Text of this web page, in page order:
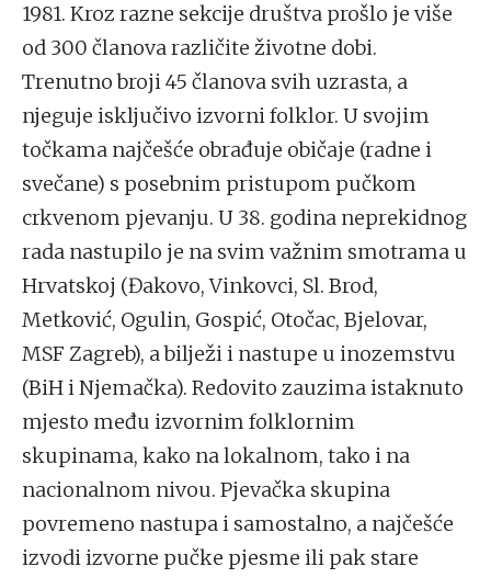
1981. Kroz razne sekcije društva prošlo je više
od 300 članova različite životne dobi.
Trenutno broji 45 članova svih uzrasta, a
njeguje isključivo izvorni folklor. U svojim
točkama najčešće obrađuje običaje (radne i
svečane) s posebnim pristupom pučkom
crkvenom pjevanju. U 38. godina neprekidnog
rada nastupilo je na svim važnim smotrama u
Hrvatskoj (Đakovo, Vinkovci, Sl. Brod,
Metković, Ogulin, Gospić, Otočac, Bjelovar,
MSF Zagreb), a bilježi i nastupe u inozemstvu
(BiH i Njemačka). Redovito zauzima istaknuto
mjesto među izvornim folklornim
skupinama, kako na lokalnom, tako i na
nacionalnom nivou. Pjevačka skupina
povremeno nastupa i samostalno, a najčešće
izvodi izvorne pučke pjesme ili pak stare